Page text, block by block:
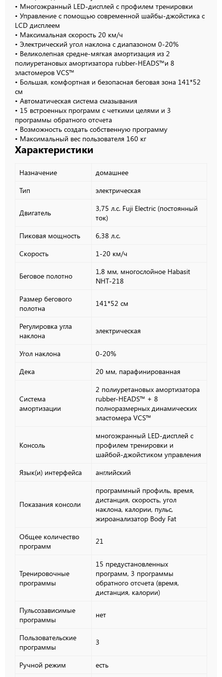
• Многоэкранный LED-дисплей с профилем тренировки
• Управление с помощью современной шайбы-джойстика с
LCD дисплеем
• Максимальная скорость 20 км/ч
• Электрический угол наклона с диапазоном 0-20%
• Великолепная средне-мягкая амортизация из 2
полиуретановых амортизатора rubber-HEADS™и 8
эластомеров VCS™
• Большая, комфортная и безопасная беговая зона 141*52
см
• Автоматическая система смазывания
• 15 встроенных программ с четкими целями и 3
программы обратного отсчета
• Возможность создать собственную программу
• Максимальный вес пользователя 160 кг
Характеристики
Назначение
домашнее
Тип
электрическая
Двигатель
3,75 л.с. Fuji Electric (постоянный
ток)
Пиковая мощность
6,38 л.с.
Скорость
1-20 км/ч
Беговое полотно
1,8 мм, многослойное Habasit
NНT-218
Размер бегового
полотна
141*52 см
Регулировка угла
наклона
электрическая
Угол наклона
0-20%
Дека
20 мм, парафинированная
Система
амортизации
2 полиуретановых амортизатора
rubber-HEADS™ + 8
полноразмерных динамических
эластомера VCS™
Консоль
многоэкранный LED-дисплей с
профилем тренировки и
шайбой-джойстиком управления
Язык(и) интерфейса
английский
Показания консоли
программный профиль, время,
дистанция, скорость, угол
наклона, калории, пульс,
жироанализатор Body Fat
Общее количество
программ
21
Тренировочные
программы
15 предустановленных
программ, 3 программы
обратного отсчета (время,
дистанция, калории)
Пульсозависимые
программы
нет
Пользовательские
программы
3
Ручной режим
есть